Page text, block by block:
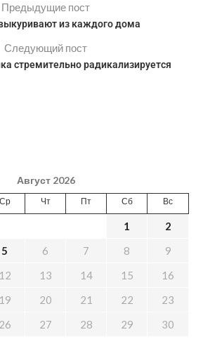
Предыдущие пост
из каждого дома
Следующий пост
стремительно радикализируется
Август 2026
Ср Чт Пт Сб Вс
1
2
5 6 7 8
9
12 13 14 15
16
19 20 21 22
23
26 27 28 29
30